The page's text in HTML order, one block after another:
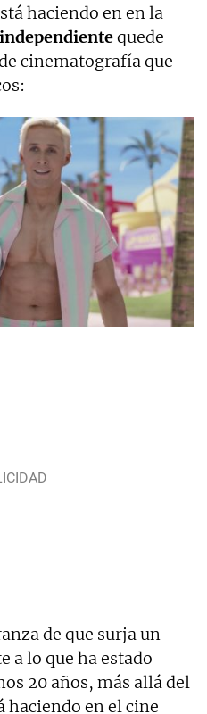
haciendo en en la
quede
cinematografía que
de que surja un
a lo que ha estado
20 años, más allá del
haciendo en el cine